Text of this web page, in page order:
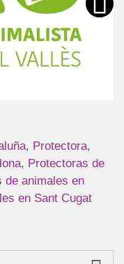
, Protectora,
, Protectoras de
de animales en
en Sant Cugat